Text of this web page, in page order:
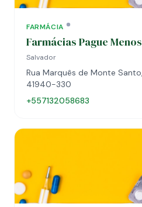
FARMÁCIA
Farmácias Pague Menos
Salvador
Rua Marquês de Monte
41940-330
+557132058683